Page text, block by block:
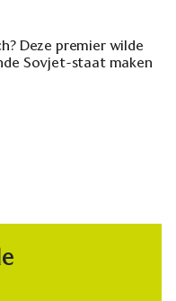
Deze premier wilde
Sovjet-staat maken